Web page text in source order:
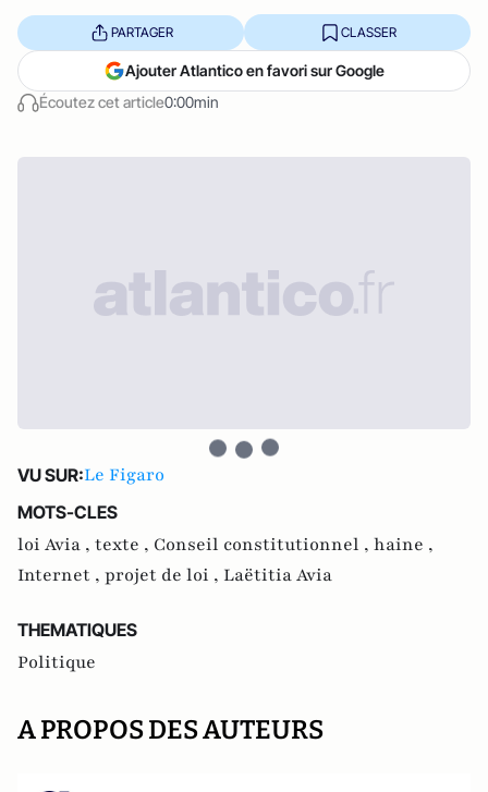
Écoutez cet article0:00min
PARTAGER CLASSER
Ajouter Atlantico en favori sur Google
VU SUR:Le Figaro
MOTS-CLES
loi Avia , texte , Conseil constitutionnel , haine ,
Internet , projet de loi , Laëtitia Avia
THEMATIQUES
Politique
A PROPOS DES AUTEURS